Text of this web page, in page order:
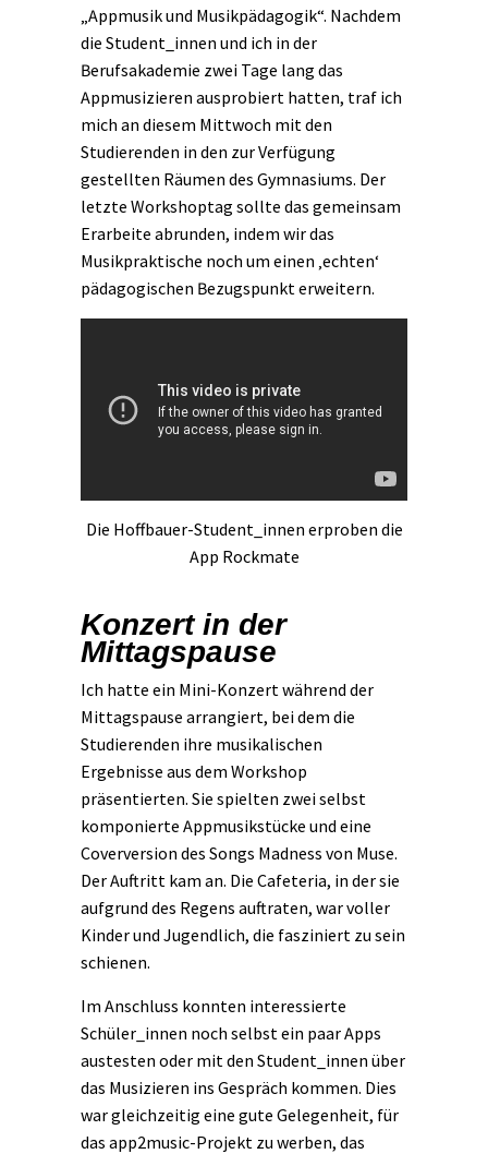
„Appmusik und Musikpädagogik“. Nachdem
die Student_innen und ich in der
Berufsakademie zwei Tage lang das
Appmusizieren ausprobiert hatten, traf ich
mich an diesem Mittwoch mit den
Studierenden in den zur Verfügung
gestellten Räumen des Gymnasiums. Der
letzte Workshoptag sollte das gemeinsam
Erarbeite abrunden, indem wir das
Musikpraktische noch um einen ‚echten‘
pädagogischen Bezugspunkt erweitern.
Die Hoffbauer-Student_innen erproben die
App Rockmate
Konzert in der
Mittagspause
Ich hatte ein Mini-Konzert während der
Mittagspause arrangiert, bei dem die
Studierenden ihre musikalischen
Ergebnisse aus dem Workshop
präsentierten. Sie spielten zwei selbst
komponierte Appmusikstücke und eine
Coverversion des Songs Madness von Muse.
Der Auftritt kam an. Die Cafeteria, in der sie
aufgrund des Regens auftraten, war voller
Kinder und Jugendlich, die fasziniert zu sein
schienen.
Im Anschluss konnten interessierte
Schüler_innen noch selbst ein paar Apps
austesten oder mit den Student_innen über
das Musizieren ins Gespräch kommen. Dies
war gleichzeitig eine gute Gelegenheit, für
das app2music-Projekt zu werben, das